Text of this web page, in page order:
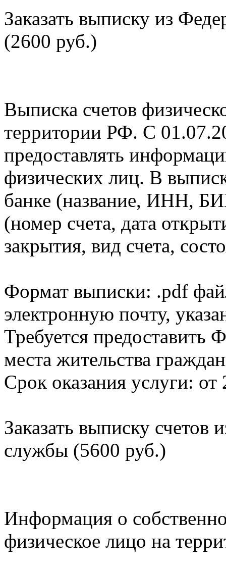
Заказать выписку из
(2600 руб.)
Выписка счетов
территории РФ. С
предоставлять
физических лиц. В
банке (название, ИНН,
(номер счета, дата
закрытия, вид счета,
Формат выписки: .pdf
электронную почту,
Требуется
места жительства
Срок оказания услуги: от
Заказать выписку счетов
службы (5600 руб.)
Информация о
физическое лицо на